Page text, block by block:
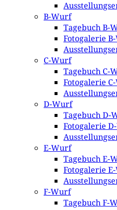
B-Wurf
Tagebuch B-
Fotogalerie
C-Wurf
Tagebuch C-
Fotogalerie
D-Wurf
Tagebuch D-
Fotogalerie
E-Wurf
Tagebuch E-
Fotogalerie
F-Wurf
Tagebuch F-